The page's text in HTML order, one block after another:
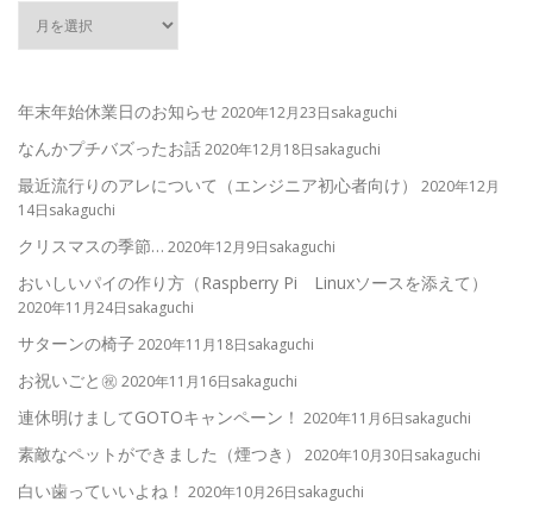
年末年始休業日のお知らせ2020年12月23日sakaguchi
なんかプチバズったお話2020年12月18日sakaguchi
最近流行りのアレについて（エンジニア初心者向け）
2020年12月
14日sakaguchi
クリスマスの季節… 2020年12月9日sakaguchi
おいしいパイの作り方（Raspberry Pi Linuxソースを添えて）
2020年11月24日sakaguchi
サターンの椅子 2020年11月18日sakaguchi
お祝いごと㊗ 2020年11月16日sakaguchi
連休明けましてGOTOキャンペーン！ 2020年11月6日sakaguchi
素敵なペットができました（煙つき） 2020年10月30日sakaguchi
白い歯っていいよね！ 2020年10月26日sakaguchi